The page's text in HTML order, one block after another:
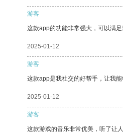
游客
这款app的功能非常强大，可以满
2025-01-12
游客
这款app是我社交的好帮手，让我
2025-01-12
游客
这款游戏的音乐非常优美，听了让人